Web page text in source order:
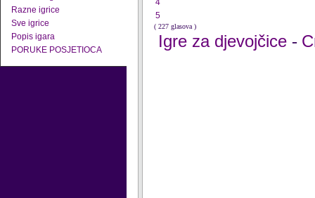
Razne igrice
Sve igrice
Popis igara
PORUKE POSJETIOCA
4
5
( 227 glasova )
Igre za djevojčice -